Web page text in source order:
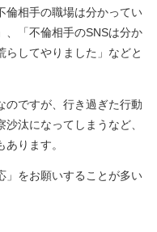
倫相手の職場は分かってい
、「不倫相手のSNSは分か
らしてやりました」などと
ですが、行き過ぎた行動
汰になってしまうなど、
ります。
をお願いすることが多い